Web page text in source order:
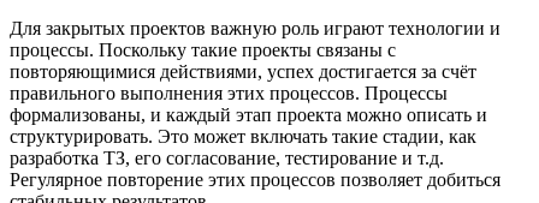
Для закрытых проектов важную роль играют технологии и
процессы. Поскольку такие проекты связаны с
повторяющимися действиями, успех достигается за счёт
правильного выполнения этих процессов. Процессы
формализованы, и каждый этап проекта можно описать и
структурировать. Это может включать такие стадии, как
разработка ТЗ, его согласование, тестирование и т.д.
Регулярное повторение этих процессов позволяет добиться